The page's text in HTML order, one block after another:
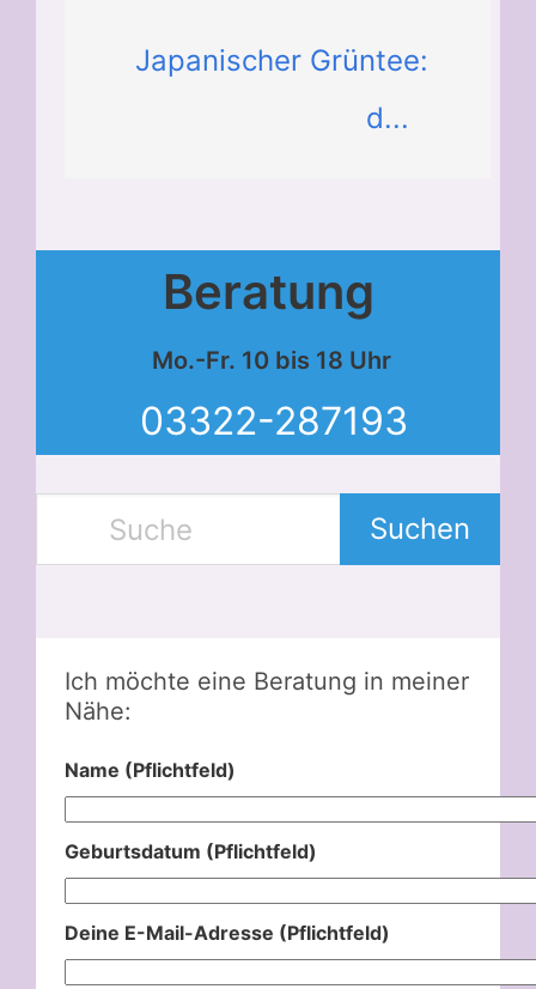
Japanischer Grüntee:
d...
Beratung
Mo.-Fr. 10 bis 18 Uhr
03322-287193
Suchen
Ich möchte eine Beratung in meiner
Nähe:
Name (Pflichtfeld)
Geburtsdatum (Pflichtfeld)
Deine E-Mail-Adresse (Pflichtfeld)